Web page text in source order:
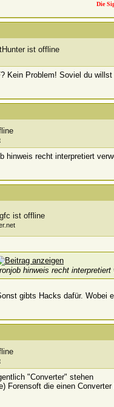
Die
Kein Problem! Soviel du
hinweis recht interpretiert
hinweis recht
gibts Hacks dafür.
"Converter" stehen
Forensoft die einen